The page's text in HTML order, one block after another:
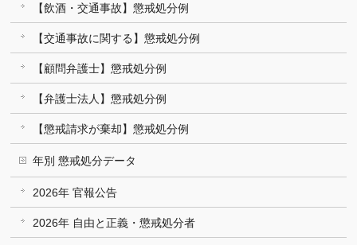
【飲酒・交通事故】懲戒処分例
【交通事故に関する】懲戒処分例
【顧問弁護士】懲戒処分例
【弁護士法人】懲戒処分例
【懲戒請求が棄却】懲戒処分例
年別 懲戒処分データ
2026年 官報公告
2026年 自由と正義・懲戒処分者